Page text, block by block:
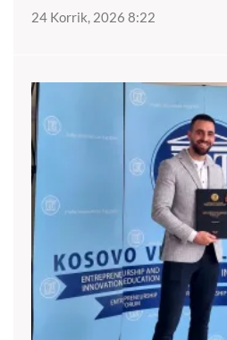
24 Korrik, 2026 8:22